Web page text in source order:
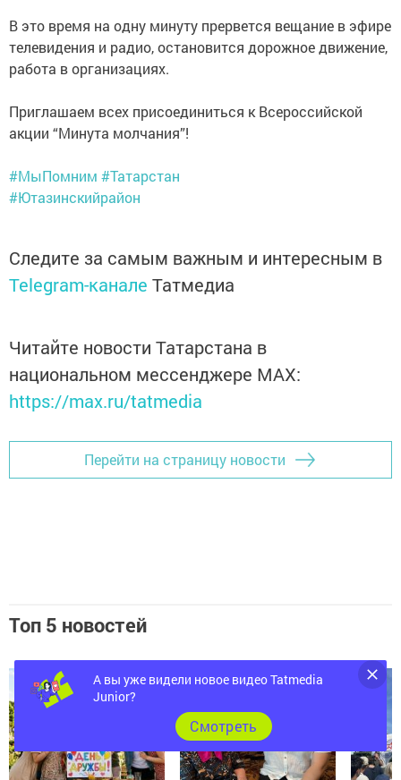
В это время на одну минуту прервется вещание в эфире
телевидения и радио, остановится дорожное движение,
работа в организациях.
Приглашаем всех присоединиться к Всероссийской
акции “Минута молчания”!
#МыПомним #Татарстан
#Ютазинскийрайон
Следите за самым важным и интересным в
Telegram-канале Татмедиа
Читайте новости Татарстана в
национальном мессенджере MАХ:
https://max.ru/tatmedia
Перейти на страницу новости
Топ 5 новостей
А вы уже видели новое видео Tatmedia
Junior?
Cмотреть